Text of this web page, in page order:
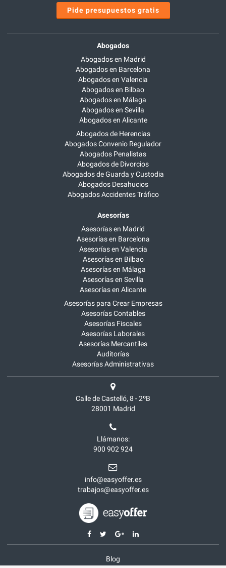
Pide presupuestos gratis
Abogados
Abogados en Madrid
Abogados en Barcelona
Abogados en Valencia
Abogados en Bilbao
Abogados en Málaga
Abogados en Sevilla
Abogados en Alicante
Abogados de Herencias
Abogados Convenio Regulador
Abogados Penalistas
Abogados de Divorcios
Abogados de Guarda y Custodia
Abogados Desahucios
Abogados Accidentes Tráfico
Asesorías
Asesorías en Madrid
Asesorías en Barcelona
Asesorías en Valencia
Asesorías en Bilbao
Asesorías en Málaga
Asesorías en Sevilla
Asesorías en Alicante
Asesorías para Crear Empresas
Asesorías Contables
Asesorías Fiscales
Asesorías Laborales
Asesorías Mercantiles
Auditorías
Asesorías Administrativas
Calle de Castelló, 8 - 2ºB
28001 Madrid
Llámanos:
900 902 924
info@easyoffer.es
trabajos@easyoffer.es
Blog